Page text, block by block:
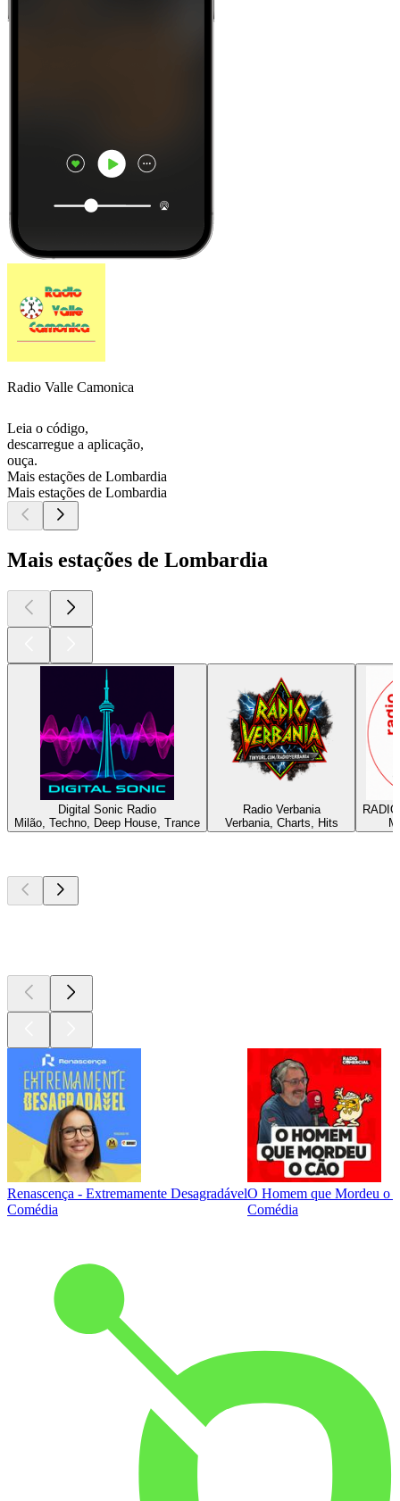
Radio Valle Camonica
Leia o código,
descarregue a aplicação,
ouça.
Mais estações de Lombardia
Mais estações de Lombardia
Mais estações de Lombardia
Digital Sonic Radio
Milão, Techno, Deep House, Trance
Radio Verbania
Verbania, Charts, Hits
Renascença - Extremamente Desagradável
Comédia
O Homem que Mordeu o
Comédia